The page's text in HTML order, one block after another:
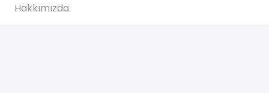
Hakkımızda